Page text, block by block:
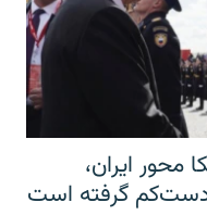
محور ایران،
دست‌کم گرفته است